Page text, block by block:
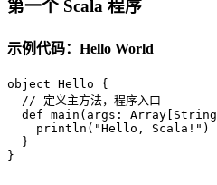
第一个 Scala 程序
示例代码：Hello World
object Hello
{
// 定义主方法，程序入口
def main (args: Array String
    println(
"Hello, Scala!" )
  }
}